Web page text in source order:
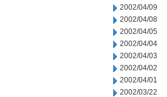
2002/04/09
2002/04/08
2002/04/05
2002/04/04
2002/04/03
2002/04/02
2002/04/01
2002/03/22